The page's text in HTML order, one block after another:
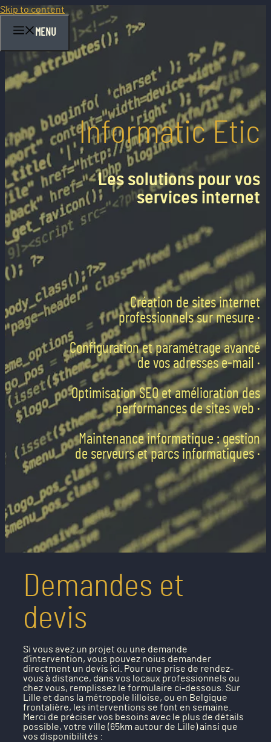
Skip to content
MENU
Informatic Etic
Les solutions pour vos
services internet
Création de sites internet
professionnels sur mesure ·
Configuration et paramétrage avancé
de vos adresses e-mail ·
Optimisation SEO et amélioration des
performances de sites web ·
Maintenance informatique : gestion
de serveurs et parcs informatiques ·
Demandes et
devis
Si vous avez un projet ou une demande
d’intervention, vous pouvez noius demander
directment un devis ici. Pour une prise de rendez-
vous à distance, dans vos locaux professionnels ou
chez vous, remplissez le formulaire ci-dessous. Sur
Lille et dans la métropole lilloise, ou en Belgique
frontalière, les interventions se font en semaine.
Merci de préciser vos besoins avec le plus de détails
possible, votre ville (65km autour de Lille) ainsi que
vos disponibilités :